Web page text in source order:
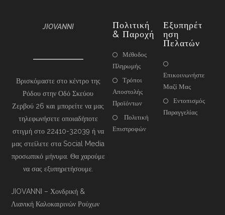
JIOVANNI
Βρισκόμαστε στο κέντρο της
Ρόδου στην Οδό Σκεύου
Ζερβού 26 και μπορείτε να μας
τηλεφωνήσετε οποιαδήποτε
στιγμή στο 22410-32039 ή να
μας στείλετε στα Social Media
προσωπικό μήνυμα. Θα χαρούμε
να σας εξυπηρετήσουμε.
JIOVANNI – Χονδρική &
Λιανική Καλοκαιρινών Ρούχων
Πολιτική
& Παροχή
Μέθοδος
Πληρωμής
Τρόποι
Αποστολής
Προϊόντων
Πολιτική
Επιστροφών
Εξυπηρέτ
Ηση
Πελατών
Επικοινωνήστε
Μαζί Μας
Εντοπισμός
Παραγγελίας